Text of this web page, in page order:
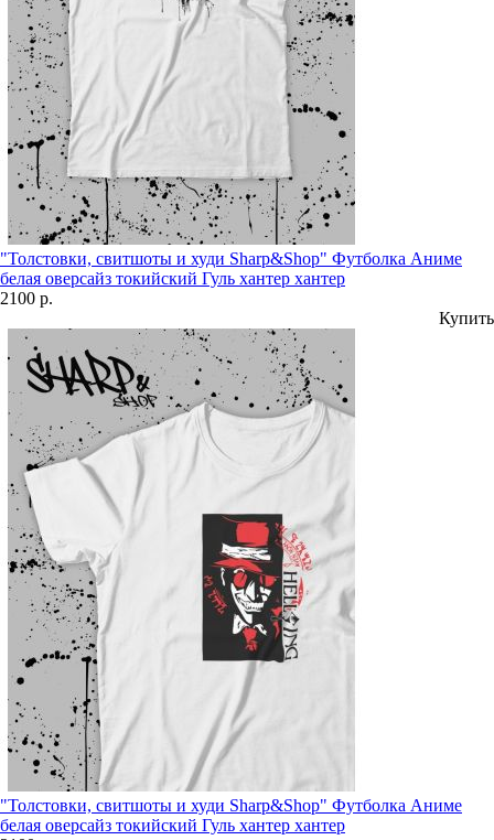
"Толстовки, свитшоты и худи Sharp&Shop" Футболка Аниме
белая оверсайз токийский Гуль хантер хантер
2100 р.
Купить
"Толстовки, свитшоты и худи Sharp&Shop" Футболка Аниме
белая оверсайз токийский Гуль хантер хантер